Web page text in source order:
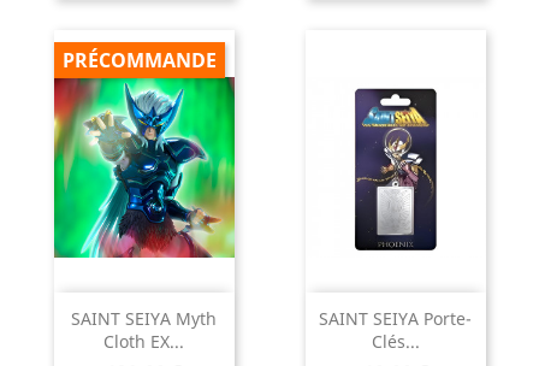
SAINT SEIYA Myth
Cloth EX...
PRÉCOMMANDE
SAINT SEIYA Porte-
Clés...